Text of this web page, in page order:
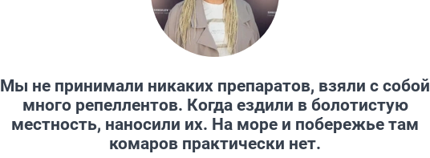
Мы не принимали никаких препаратов, взяли с собой
много репеллентов. Когда ездили в болотистую
местность, наносили их. На море и побережье там
комаров практически нет.